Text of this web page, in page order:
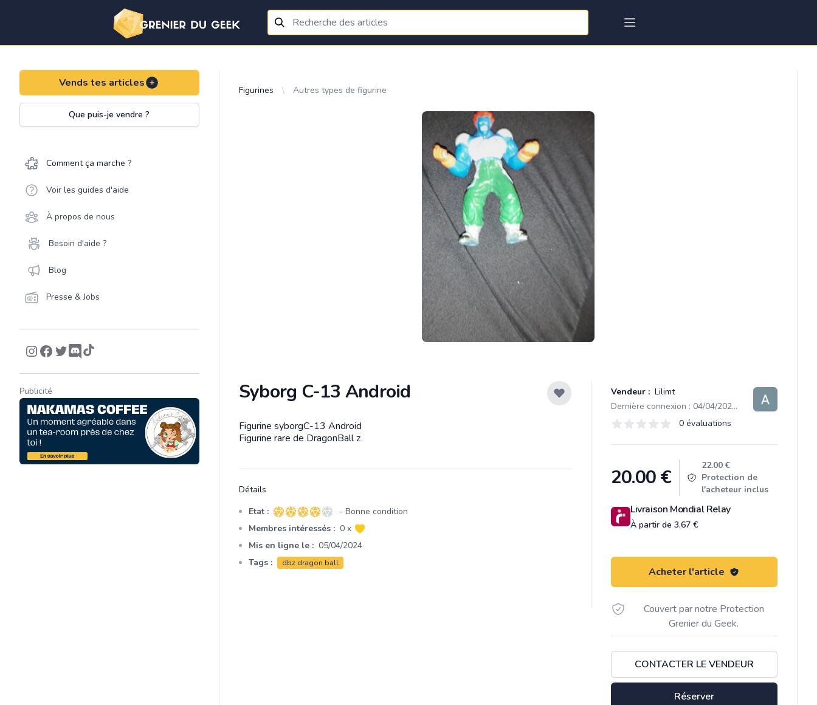
Vends tes articles
Que puis-je vendre ?
Comment ça marche ?
Voir les guides d'aide
À propos de nous
Besoin d'aide ?
Blog
Presse & Jobs
Publicité
Figurines Autres types de figurine
Syborg C-13 Android Vendeur : Lilimt
Dernière connexion : 04/04/2024 09:36
Évaluations
0 sur 5 étoiles 0 évaluations
20.00€
22.00 €
Protection de
l'acheteur inclus
Livraison Mondial Relay
À partir de 3.67 €
Acheter l'article
Couvert par notre Protection
Grenier du Geek.
CONTACTER LE VENDEUR
Réserver
Description
Figurine syborgC-13 Android
Figurine rare de DragonBall z
Détails
Etat : 4 sur 5 étoiles
- Bonne condition
Membres intéressés : 0 x
Mis en ligne le : 05/04/2024
Tags :
dbz dragon ball